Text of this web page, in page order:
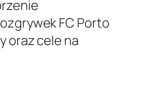
FC Porto
oraz cele na